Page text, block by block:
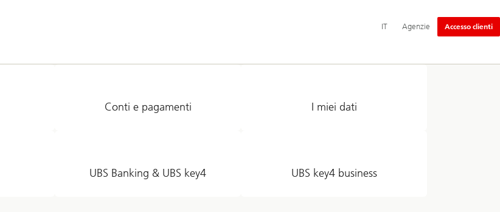
principale
IT Agenzie Accesso clienti
Conti e pagamenti I miei dati
UBS Banking & UBS key4 UBS key4 business